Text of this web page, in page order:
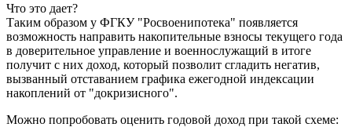
Что это дает?
Таким образом у ФГКУ "Росвоенипотека" появляется
возможность направить накопительные взносы текущего года
в доверительное управление и военнослужащий в итоге
получит с них доход, который позволит сгладить негатив,
вызванный отставанием графика ежегодной индексации
накоплений от "докризисного".
Можно попробовать оценить годовой доход при такой схеме: